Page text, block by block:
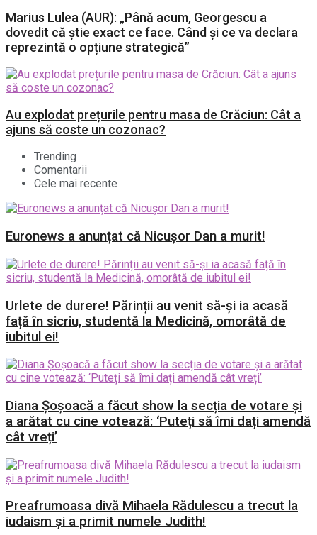
Marius Lulea (AUR): „Până acum, Georgescu a
dovedit că știe exact ce face. Când și ce va declara
reprezintă o opțiune strategică”
Au explodat prețurile pentru masa de Crăciun: Cât a
ajuns să coste un cozonac?
Trending
Comentarii
Cele mai recente
Euronews a anunțat că Nicușor Dan a murit!
Urlete de durere! Părinții au venit să-și ia acasă
față în sicriu, studentă la Medicină, omorâtă de
iubitul ei!
Diana Șoșoacă a făcut show la secția de votare și
a arătat cu cine votează: ‘Puteți să îmi dați amendă
cât vreți’
Preafrumoasa divă Mihaela Rădulescu a trecut la
iudaism și a primit numele Judith!